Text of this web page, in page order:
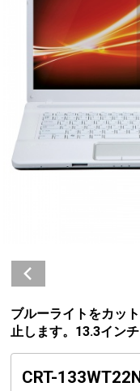
ブルーライトをカッ
止します。13.3イン
CRT-